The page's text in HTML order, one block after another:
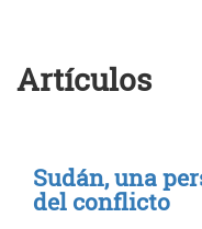
Artículos
Sudán, una
del conflicto